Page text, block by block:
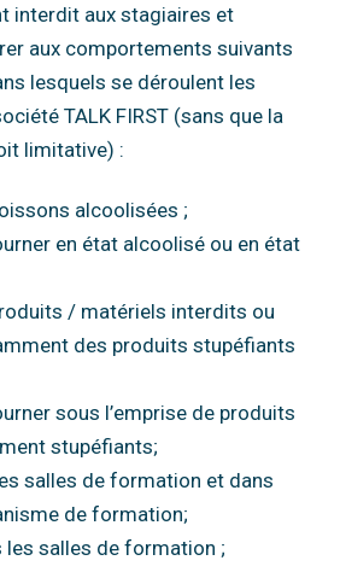
interdit aux stagiaires et
aux comportements suivants
lesquels se déroulent les
TALK FIRST (sans que la
limitative) :
alcoolisées ;
en état alcoolisé ou en état
/ matériels interdits ou
des produits stupéfiants
sous l’emprise de produits
stupéfiants;
salles de formation et dans
de formation;
les salles de formation ;